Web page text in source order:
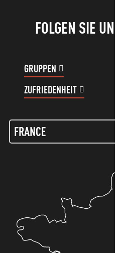
FOLGEN SIE UNS!
GRUPPEN
ZUFRIEDENHEIT